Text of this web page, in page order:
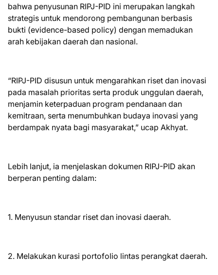
bahwa penyusunan RIPJ-PID ini merupakan langkah
strategis untuk mendorong pembangunan berbasis
bukti (evidence-based policy) dengan memadukan
arah kebijakan daerah dan nasional.
“RIPJ-PID disusun untuk mengarahkan riset dan inovasi
pada masalah prioritas serta produk unggulan daerah,
menjamin keterpaduan program pendanaan dan
kemitraan, serta menumbuhkan budaya inovasi yang
berdampak nyata bagi masyarakat,” ucap Akhyat.
Lebih lanjut, ia menjelaskan dokumen RIPJ-PID akan
berperan penting dalam:
1. Menyusun standar riset dan inovasi daerah.
2. Melakukan kurasi portofolio lintas perangkat daerah.